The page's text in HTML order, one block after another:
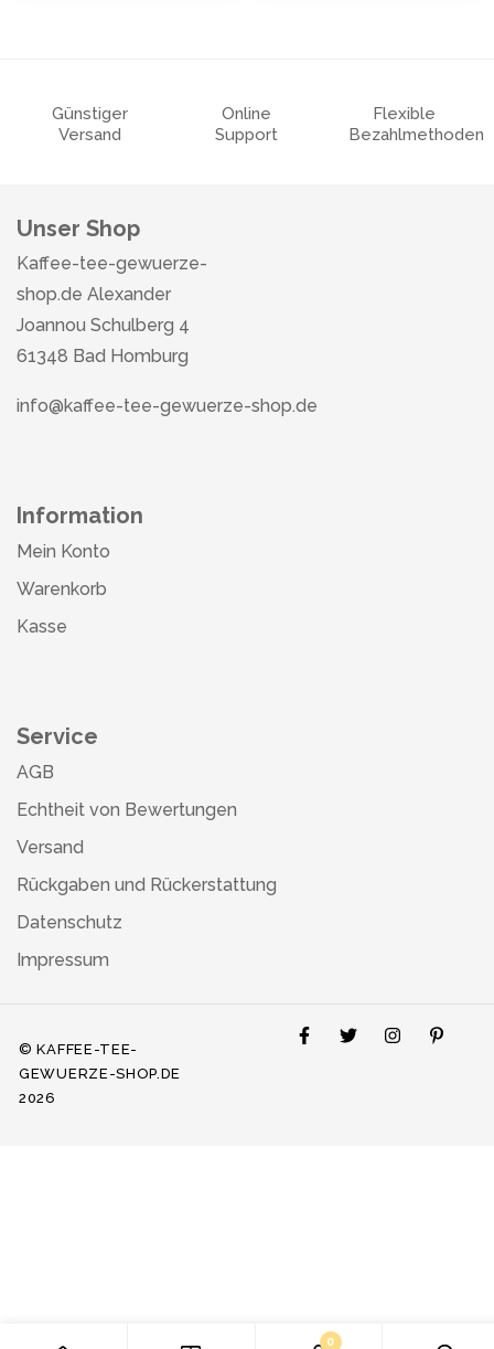
Günstiger
Versand
Online
Support
Flexible
Bezahlmethoden
Unser Shop
Kaffee-tee-gewuerze-
shop.de Alexander
Joannou Schulberg 4
61348 Bad Homburg
info@kaffee-tee-gewuerze-shop.de
Information
Mein Konto
Warenkorb
Kasse
Service
AGB
Echtheit von Bewertungen
Versand
Rückgaben und Rückerstattung
Datenschutz
Impressum
© KAFFEE-TEE-
GEWUERZE-SHOP.DE
2026
0